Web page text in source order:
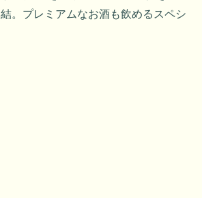
。プレミアムなお酒も飲めるスペシ